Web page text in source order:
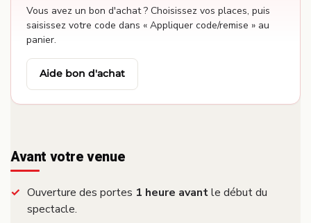
Vous avez un bon d'achat ? Choisissez vos places, puis
saisissez votre code dans « Appliquer code/remise » au
panier.
Aide bon d'achat
Avant votre venue
Ouverture des portes 1 heure avantle début du
spectacle.